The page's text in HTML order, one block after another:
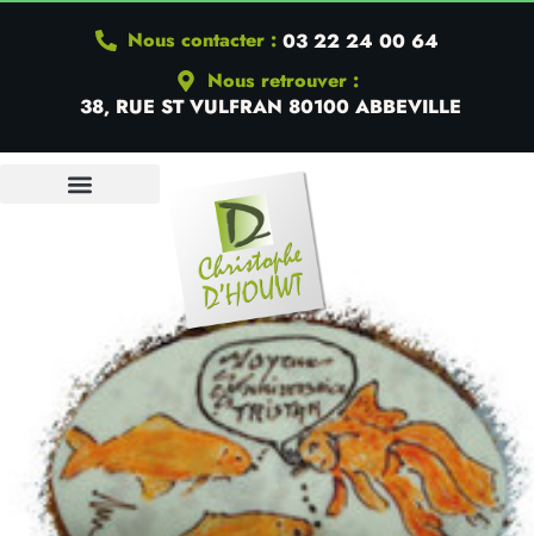
Nous contacter : 03 22 24 00 64
Nous retrouver :
38, RUE ST VULFRAN 80100 ABBEVILLE